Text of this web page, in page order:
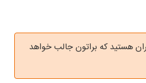
هستید که براتون جالب خواهد